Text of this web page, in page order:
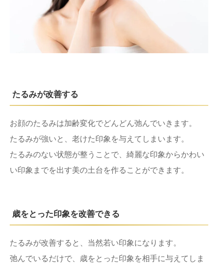
たるみが改善する
お顔のたるみは加齢変化でどんどん弛んでいきます。
たるみが強いと、老けた印象を与えてしまいます。
たるみのない状態が整うことで、綺麗な印象からかわい
い印象までを出す美の土台を作ることができます。
歳をとった印象を改善できる
たるみが改善すると、当然若い印象になります。
弛んでいるだけで、歳をとった印象を相手に与えてしま